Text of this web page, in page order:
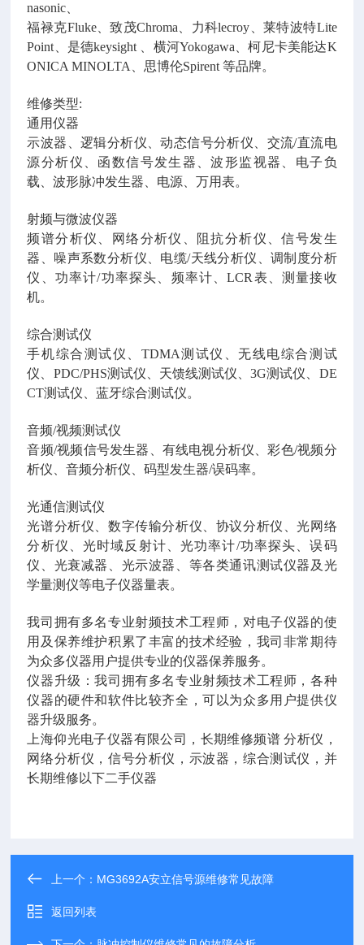
nasonic、
福禄克Fluke、致茂Chroma、力科lecroy、莱特波特Lite
Point、是德keysight 、横河Yokogawa、柯尼卡美能达K
ONICA MINOLTA、思博伦Spirent 等品牌。
维修类型:
通用仪器
示波器、逻辑分析仪、动态信号分析仪、交流/直流电
源分析仪、函数信号发生器、波形监视器、电子负
载、波形脉冲发生器、电源、万用表。
射频与微波仪器
频谱分析仪、网络分析仪、阻抗分析仪、信号发生
器、噪声系数分析仪、电缆/天线分析仪、调制度分析
仪、功率计/功率探头、频率计、LCR表、测量接收
机。
综合测试仪
手机综合测试仪、TDMA测试仪、无线电综合测试
仪、PDC/PHS测试仪、天馈线测试仪、3G测试仪、DE
CT测试仪、蓝牙综合测试仪。
音频/视频测试仪
音频/视频信号发生器、有线电视分析仪、彩色/视频分
析仪、音频分析仪、码型发生器/误码率。
光通信测试仪
光谱分析仪、数字传输分析仪、协议分析仪、光网络
分析仪、光时域反射计、光功率计/功率探头、误码
仪、光衰减器、光示波器、等各类通讯测试仪器及光
学量测仪等电子仪器量表。
我司拥有多名专业射频技术工程师，对电子仪器的使
用及保养维护积累了丰富的技术经验，我司非常期待
为众多仪器用户提供专业的仪器保养服务。
仪器升级：我司拥有多名专业射频技术工程师，各种
仪器的硬件和软件比较齐全，可以为众多用户提供仪
器升级服务。
上海仰光电子仪器有限公司，长期维修频谱 分析仪，
网络分析仪，信号分析仪，示波器，综合测试仪，并
长期维修以下二手仪器
上一个： MG3692A安立信号源维修常见故障
返回列表